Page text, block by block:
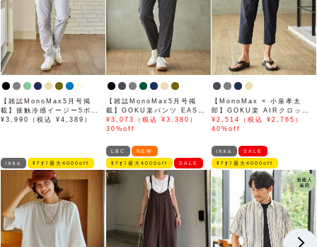
【雑誌MonoMax5月号掲
載】接触冷感イージー5ポケ
ット
¥3,990（税込 ¥4,389）
【雑誌MonoMax5月号掲
載】GOKU楽パンツ EASY
STRETCH 冷感アンクル
【接触冷感】「小泉孝太郎さ
¥3,073（税込 ¥3,380）
30%off
【MonoMax × 小泉孝太
郎】GOKU楽 AIRクロップ
ドパンツ「小泉孝太郎さん着
用モデル」
¥2,514（税込 ¥2,765）
40%off
ikka ﾓｱｵﾌ最大4000off
LBC NEW
ﾓｱｵﾌ最大4000off SALE
ikka SALE
ﾓｱｵﾌ最大4000off